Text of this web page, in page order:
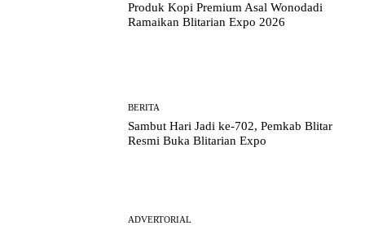
Produk Kopi Premium Asal Wonodadi
Ramaikan Blitarian Expo 2026
BERITA
Sambut Hari Jadi ke-702, Pemkab Blitar
Resmi Buka Blitarian Expo
ADVERTORIAL